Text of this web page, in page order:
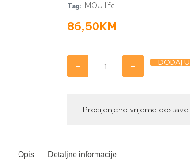
Tag: IMOU life
86,50KM
DODAJ
Procijenjeno vrijeme dostave
Opis Detaljne informacije